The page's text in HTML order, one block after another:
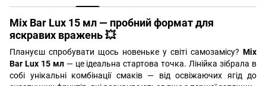
Mix Bar Lux 15 мл — пробний формат для
яскравих вражень 💥
Плануєш спробувати щось новеньке у світі самозамісу? Mix
Bar Lux 15 мл— це ідеальна стартова точка. Лінійка зібрала в
собі унікальні комбінації смаків — від освіжаючих ягід до